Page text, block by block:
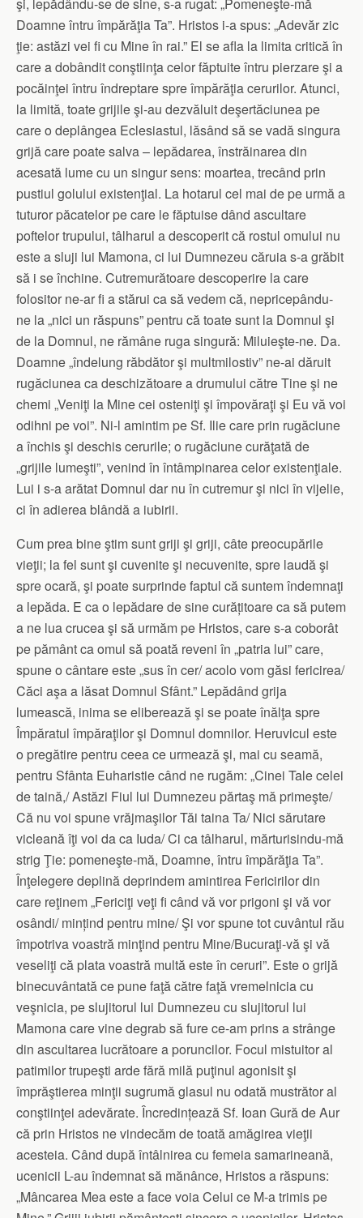
Doamne întru împărăţia Ta”. Hristos i-a spus: „Adevăr zic
ţie: astăzi vei fi cu Mine în rai.” El se afla la limita critică în
care a dobândit conştiinţa celor făptuite întru pierzare şi a
pocăinţei întru îndreptare spre împărăţia cerurilor. Atunci,
la limită, toate grijile şi-au dezvăluit deşertăciunea pe
care o deplângea Eclesiastul, lăsând să se vadă singura
grijă care poate salva – lepădarea, înstrăinarea din
acesată lume cu un singur sens: moartea, trecând prin
pustiul golului existenţial. La hotarul cel mai de pe urmă a
tuturor păcatelor pe care le făptuise dând ascultare
poftelor trupului, tâlharul a descoperit că rostul omului nu
este a sluji lui Mamona, ci lui Dumnezeu căruia s-a grăbit
să i se închine. Cutremurătoare descoperire la care
folositor ne-ar fi a stărui ca să vedem că, nepricepându-
ne la „nici un răspuns” pentru că toate sunt la Domnul şi
de la Domnul, ne rămâne ruga singură: Miluieşte-ne. Da.
Doamne „îndelung răbdător şi multmilostiv” ne-ai dăruit
rugăciunea ca deschizătoare a drumului către Tine şi ne
chemi „Veniţi la Mine cei osteniţi şi împovăraţi şi Eu vă voi
odihni pe voi”. Ni-l amintim pe Sf. Ilie care prin rugăciune
a închis şi deschis cerurile; o rugăciune curăţată de
„grijile lumeşti”, venind în întâmpinarea celor existenţiale.
Lui i s-a arătat Domnul dar nu în cutremur şi nici în vijelie,
ci în adierea blândă a iubirii.
Cum prea bine ştim sunt griji şi griji, câte preocupările
vieţii; la fel sunt şi cuvenite şi necuvenite, spre laudă şi
spre ocară, şi poate surprinde faptul că suntem îndemnaţi
a lepăda. E ca o lepădare de sine curățitoare ca să putem
a ne lua crucea şi să urmăm pe Hristos, care s-a coborât
pe pământ ca omul să poată reveni în „patria lui” care,
spune o cântare este „sus în cer/ acolo vom găsi fericirea/
Căci aşa a lăsat Domnul Sfânt.” Lepădând grija
lumească, inima se eliberează şi se poate înălţa spre
Împăratul împăraţilor şi Domnul domnilor. Heruvicul este
o pregătire pentru ceea ce urmează şi, mai cu seamă,
pentru Sfânta Euharistie când ne rugăm: „Cinei Tale celei
de taină,/ Astăzi Fiul lui Dumnezeu părtaş mă primeşte/
Că nu voi spune vrăjmaşilor Tăi taina Ta/ Nici sărutare
vicleană îţi voi da ca Iuda/ Ci ca tâlharul, mărturisindu-mă
strig Ţie: pomeneşte-mă, Doamne, întru împărăţia Ta”.
Înţelegere deplină deprindem amintirea Fericirilor din
care reţinem „Fericiţi veţi fi când vă vor prigoni şi vă vor
osândi/ mințind pentru mine/ Şi vor spune tot cuvântul rău
împotriva voastră minţind pentru Mine/Bucuraţi-vă şi vă
veseliţi că plata voastră multă este în ceruri”. Este o grijă
binecuvântată ce pune faţă către faţă vremelnicia cu
veşnicia, pe slujitorul lui Dumnezeu cu slujitorul lui
Mamona care vine degrab să fure ce-am prins a strânge
din ascultarea lucrătoare a poruncilor. Focul mistuitor al
patimilor trupeşti arde fără milă puţinul agonisit şi
împrăştierea minţii sugrumă glasul nu odată mustrător al
conştiinţei adevărate. Încredințează Sf. Ioan Gură de Aur
că prin Hristos ne vindecăm de toată amăgirea vieţii
acesteia. Când după întâlnirea cu femeia samarineană,
ucenicii L-au îndemnat să mănânce, Hristos a răspuns:
„Mâncarea Mea este a face voia Celui ce M-a trimis pe